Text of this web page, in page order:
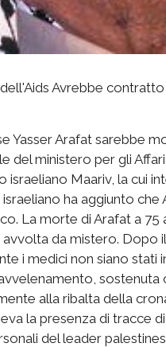
Avrebbe contratto
Yasser Arafat sarebbe
del ministero per gli
Maariv, la cui
ha aggiunto
La morte di Arafat a 75
da mistero. Dopo
i medici non siano stati
sostenuta
alla ribalta della
la presenza di tracce
del leader